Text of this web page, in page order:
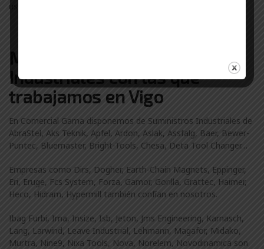
usan suministros industriales de Comercial Gama.
Marcas de Suministros
Industriales con las que
trabajamos en Vigo
En Comercial Gama disponemos de Suministros Industriales de
AbraStel, Aks Teknik, Apfel, Ardon, Aslak, Assfalg, Baer, Bewer-
Puntec, Bluemaster, Bright-Tools, Chesa, Deta Tool Changer…
Empresas como Dirs, Dogher, Earth-Chain Magnets, Eppinger,
Eri, Eruge, Fcs System, Forza, Gamor, Gorilla, Grattec, Haimer,
Heco, Hidram, Hypermill también confían en nosotros.
Ibag Furbi, Ima, Insize, Isb, Jeton, Jms Engineering, Karnasch,
Lang, Larwind, Leave Industrial, Lehmann, Magafor, Midako,
Murtra, Nine9, Nixa Tools, Nova, Norelem, Novodinamica son